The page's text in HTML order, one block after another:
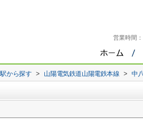
営業時間：
から探す > 山陽電気鉄道山陽電鉄本線 > 中